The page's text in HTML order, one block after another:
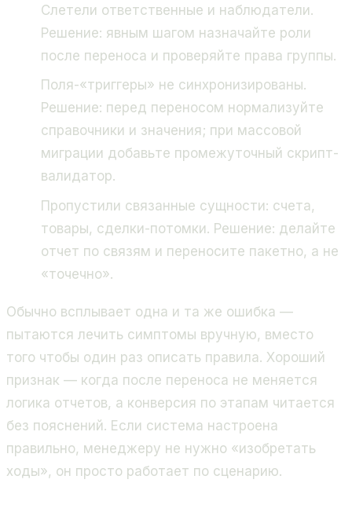
Слетели ответственные и наблюдатели.
Решение: явным шагом назначайте роли
после переноса и проверяйте права группы.
Поля-«триггеры» не синхронизированы.
Решение: перед переносом нормализуйте
справочники и значения; при массовой
миграции добавьте промежуточный скрипт-
валидатор.
Пропустили связанные сущности: счета,
товары, сделки-потомки. Решение: делайте
отчет по связям и переносите пакетно, а не
«точечно».
Обычно всплывает одна и та же ошибка —
пытаются лечить симптомы вручную, вместо
того чтобы один раз описать правила. Хороший
признак — когда после переноса не меняется
логика отчетов, а конверсия по этапам читается
без пояснений. Если система настроена
правильно, менеджеру не нужно «изобретать
ходы», он просто работает по сценарию.